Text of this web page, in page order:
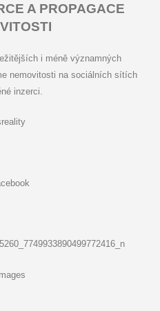
A PROPAGACE
i méně významných
nemovitosti na sociálních sítích
inzerci.